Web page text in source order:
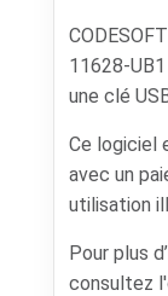
11628-
une clé
Ce logiciel
avec un
utilisation
Pour plus
consultez